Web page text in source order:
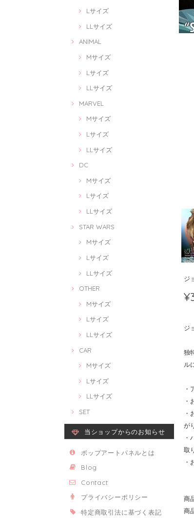
Lサイズ
LLサイズ
ANIMAL
Mサイズ
Lサイズ
LLサイズ
MARVEL
Mサイズ
Lサイズ
LLサイズ
DC
Mサイズ
Lサイズ
LLサイズ
STAR WARS
Mサイズ
Lサイズ
LLサイズ
OTHER
Mサイズ
Lサイズ
LLサイズ
CAR
Mサイズ
Lサイズ
LLサイズ
SET
当ショップからのお知らせ
ポップアートパネルとは
Blog
Contact
プライバシーポリシー
特定商取引法に基づく表記
ジ
ジ
独
ル
が
取
・
商
商